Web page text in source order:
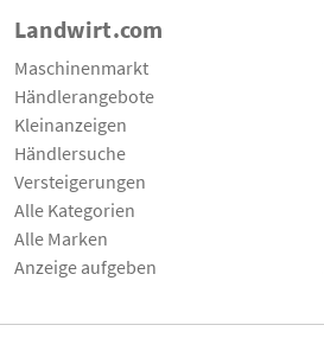
Landwirt.com
Maschinenmarkt
Händlerangebote
Kleinanzeigen
Händlersuche
Versteigerungen
Alle Kategorien
Alle Marken
Anzeige aufgeben